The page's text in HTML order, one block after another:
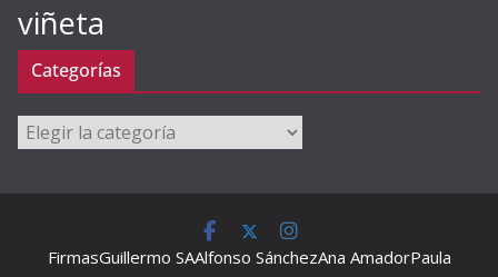
viñeta
Categorías
Categorías
FirmasGuillermo SAAlfonso SánchezAna AmadorPaula